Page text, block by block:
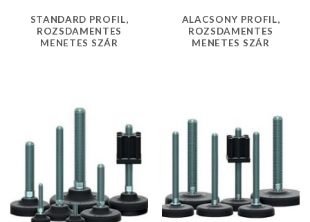
STANDARD PROFIL,
ROZSDAMENTES
MENETES SZÁR
ALACSONY PROFIL,
ROZSDAMENTES
MENETES SZÁR